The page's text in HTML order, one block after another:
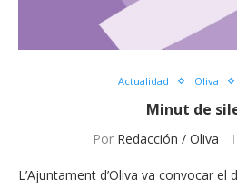
Actualidad Oliva
Minut de
Por Redacción / Oliva
L’Ajuntament d’Oliva va convocar